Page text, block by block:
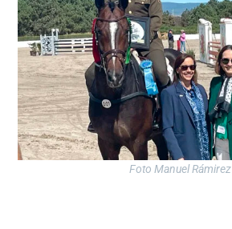
Foto Manuel Rámirez